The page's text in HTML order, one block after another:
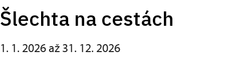
Šlechta na cestách
1. 1. 2026 až 31. 12. 2026